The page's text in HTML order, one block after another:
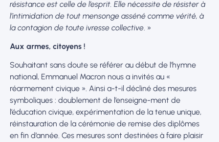
résistance est celle de l’esprit. Elle nécessite de résister à
l’intimidation de tout mensonge asséné comme vérité, à
la contagion de toute ivresse collective . »
Aux armes, citoyens !
Souhaitant sans doute se référer au début de l’hymne
national, Emmanuel Macron nous a invités au «
réarmement civique ». Ainsi a-t-il décliné des mesures
symboliques : doublement de l’enseigne-ment de
l’éducation civique, expérimentation de la tenue unique,
réinstauration de la cérémonie de remise des diplômes
en fin d’année. Ces mesures sont destinées à faire plaisir